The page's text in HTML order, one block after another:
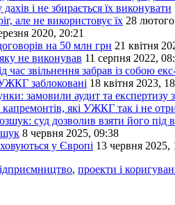
і не збирається їх виконувати
але не використовує їх 28
2020, 20:21
на 50 млн грн 21 квітня
не виконував 11 серпня 2022,
звільнення забрав із собою
заблоковані 18 квітня 2023,
замовили аудит та експертизу
які УЖКГ так і не
суд дозволив взяти його під
8 червня 2025, 09:38
у Європі 13 червня 2025,
, проекти і